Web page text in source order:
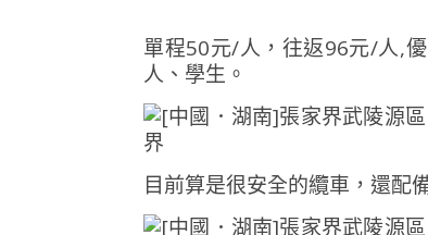
單程50元/人，往返96元/人,
人、學生。
目前算是很安全的纜車，還配